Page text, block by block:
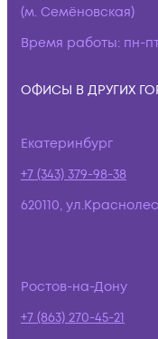
(м. Семёновская)
Время работы: пн-
ОФИСЫ В ДРУГИХ
Екатеринбург
+7 (343) 379-98-38
620110,
Ростов-на-Дону
+7 (863) 270-45-21